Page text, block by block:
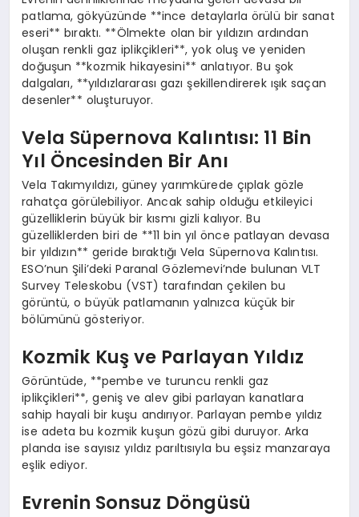
patlama, gökyüzünde **ince detaylarla örülü bir sanat
eseri** bıraktı. **Ölmekte olan bir yıldızın ardından
oluşan renkli gaz iplikçikleri**, yok oluş ve yeniden
doğuşun **kozmik hikayesini** anlatıyor. Bu şok
dalgaları, **yıldızlararası gazı şekillendirerek ışık saçan
desenler** oluşturuyor.
Vela Süpernova Kalıntısı: 11 Bin
Yıl Öncesinden Bir Anı
Vela Takımyıldızı, güney yarımkürede çıplak gözle
rahatça görülebiliyor. Ancak sahip olduğu etkileyici
güzelliklerin büyük bir kısmı gizli kalıyor. Bu
güzelliklerden biri de **11 bin yıl önce patlayan devasa
bir yıldızın** geride bıraktığı Vela Süpernova Kalıntısı.
ESO’nun Şili’deki Paranal Gözlemevi’nde bulunan VLT
Survey Teleskobu (VST) tarafından çekilen bu
görüntü, o büyük patlamanın yalnızca küçük bir
bölümünü gösteriyor.
Kozmik Kuş ve Parlayan Yıldız
Görüntüde, **pembe ve turuncu renkli gaz
iplikçikleri**, geniş ve alev gibi parlayan kanatlara
sahip hayali bir kuşu andırıyor. Parlayan pembe yıldız
ise adeta bu kozmik kuşun gözü gibi duruyor. Arka
planda ise sayısız yıldız parıltısıyla bu eşsiz manzaraya
eşlik ediyor.
Evrenin Sonsuz Döngüsü